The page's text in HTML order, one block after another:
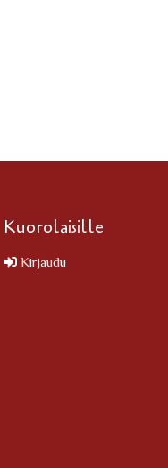
Kuorolaisille
Kirjaudu